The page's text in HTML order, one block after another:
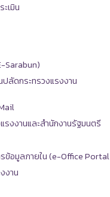
เมิน
Sarabun)
ลัดกระทรวงแรงงาน
รงงานและสำนักงานรัฐมนตรี
ข้อมูลภายใน (e-Office
งาน